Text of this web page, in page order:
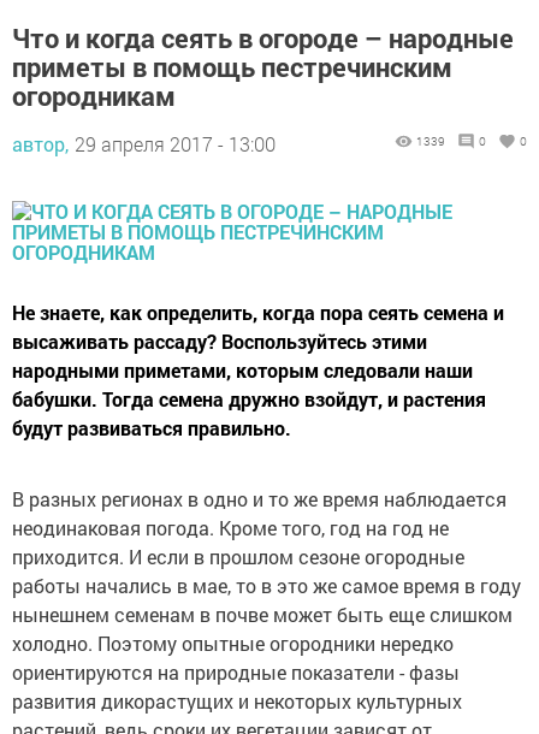
Что и когда сеять в огороде – народные
приметы в помощь пестречинским
огородникам
автор, 29 апреля 2017 - 13:00 1339 0 0
Не знаете, как определить, когда пора сеять семена и
высаживать рассаду? Воспользуйтесь этими
народными приметами, которым следовали наши
бабушки. Тогда семена дружно взойдут, и растения
будут развиваться правильно.
В разных регионах в одно и то же время наблюдается
неодинаковая погода. Кроме того, год на год не
приходится. И если в прошлом сезоне огородные
работы начались в мае, то в это же самое время в году
нынешнем семенам в почве может быть еще слишком
холодно. Поэтому опытные огородники нередко
ориентируются на природные показатели - фазы
развития дикорастущих и некоторых культурных